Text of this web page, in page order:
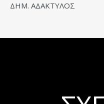
ΔΗΜ. ΑΔΑΚΤΥΛΟΣ